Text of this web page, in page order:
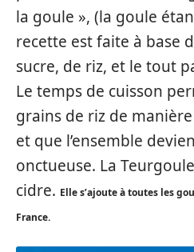
la goule », (la goule
recette est faite à base
sucre, de riz, et le tout
Le temps de cuisson
grains de riz de
et que l’ensemble
onctueuse. La
cidre. Elle s’ajoute à toutes les
France.